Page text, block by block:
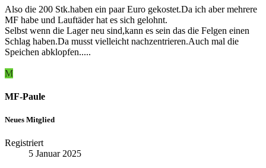
Also die 200 Stk.haben ein paar Euro gekostet.Da ich aber mehrere
MF habe und Lauftäder hat es sich gelohnt.
Selbst wenn die Lager neu sind,kann es sein das die Felgen einen
Schlag haben.Da musst vielleicht nachzentrieren.Auch mal die
Speichen abklopfen.....
M
MF-Paule
Neues Mitglied
Registriert
5 Januar 2025